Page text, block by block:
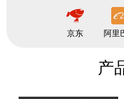
京东 阿里
产